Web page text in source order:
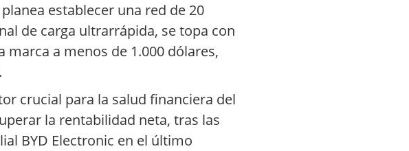
establecer una red de 20
de carga ultrarrápida, se topa con
marca a menos de 1.000 dólares,
crucial para la salud financiera del
la rentabilidad neta, tras las
BYD Electronic en el último